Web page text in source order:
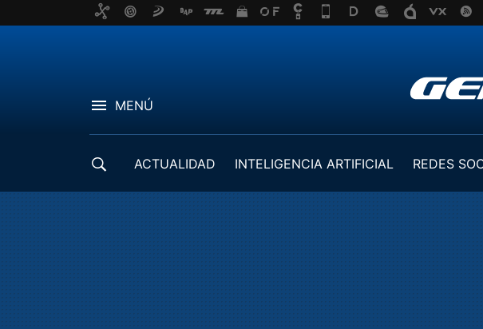
MENÚ
ACTUALIDAD INTELIGENCIA ARTIFICIAL REDES